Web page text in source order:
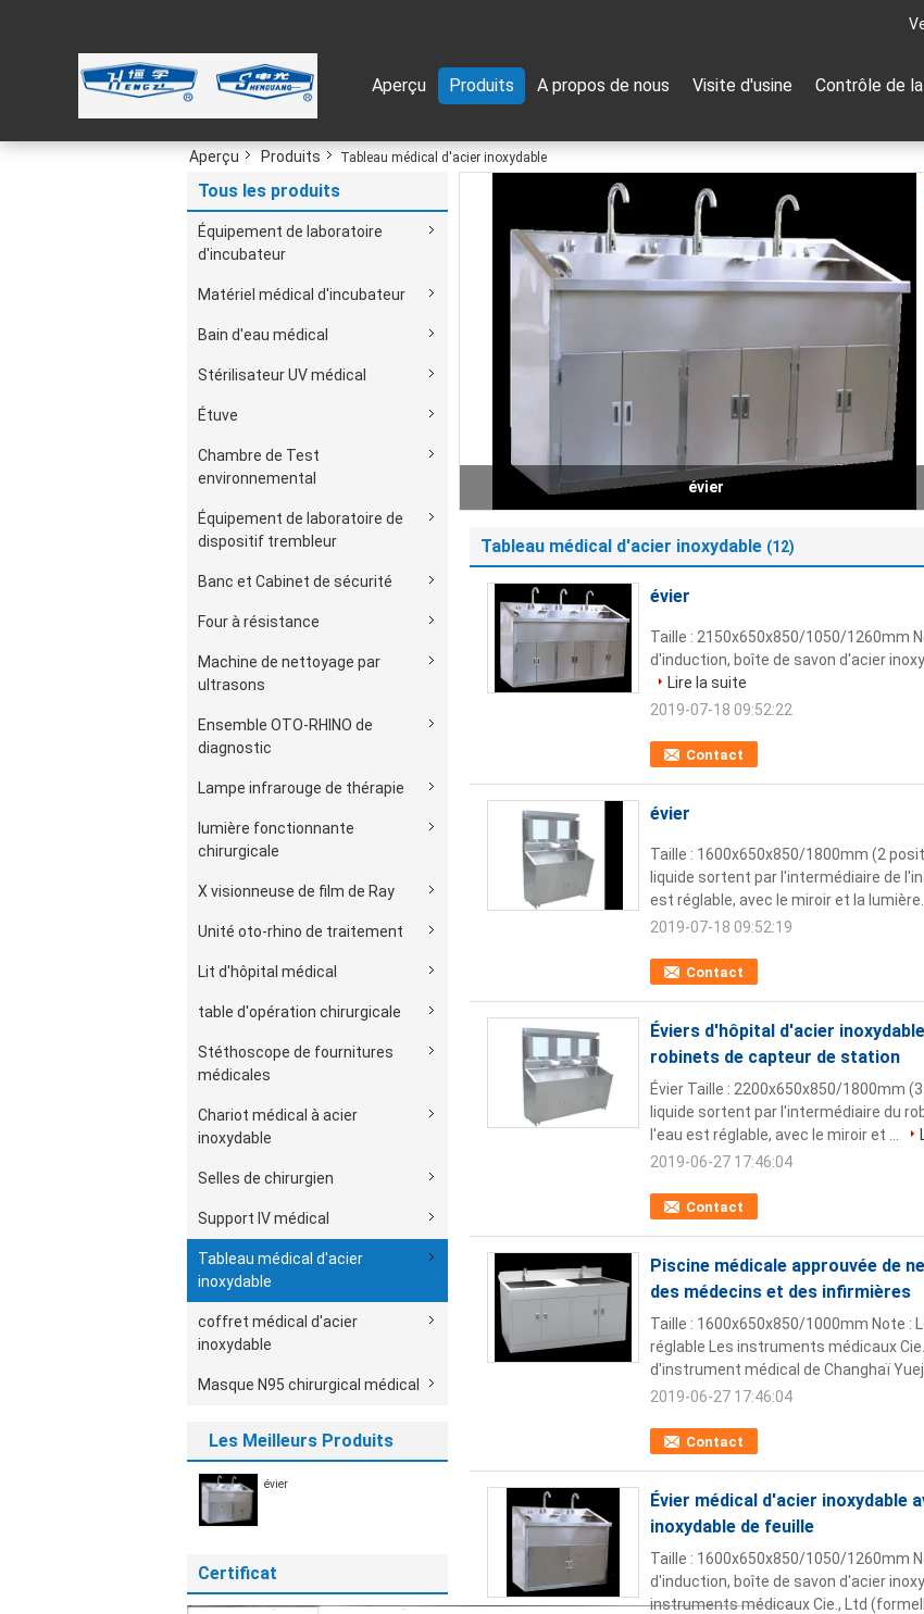
Aperçu Produits A propos de nous Visite d'usine Contrôle de
Aperçu Produits Tableau médical d'acier inoxydable
Tous les produits
Équipement de laboratoire
d'incubateur
Matériel médical d'incubateur
Bain d'eau médical
Stérilisateur UV médical
Étuve
Chambre de Test
environnemental
Équipement de laboratoire de
dispositif trembleur
Banc et Cabinet de sécurité
Four à résistance
Machine de nettoyage par
ultrasons
Ensemble OTO-RHINO de
diagnostic
Lampe infrarouge de thérapie
lumière fonctionnante
chirurgicale
X visionneuse de film de Ray
Unité oto-rhino de traitement
Lit d'hôpital médical
table d'opération chirurgicale
Stéthoscope de fournitures
médicales
Chariot médical à acier
inoxydable
Selles de chirurgien
Support IV médical
Tableau médical d'acier
inoxydable
coffret médical d'acier
inoxydable
Masque N95 chirurgical médical
Les Meilleurs Produits
évier
Certificat
évier
Tableau médical d'acier inoxydable (12)
évier
Contact
Taille : 2150x650x850/1050/1260mm
d'induction, boîte de savon d'acier
Lire la suite
2019-07-18 09:52:22
évier
Contact
Taille : 1600x650x850/1800mm (2
liquide sortent par l'intermédiaire de
est réglable, avec le miroir et la
2019-07-18 09:52:19
Éviers d'hôpital d'acier
robinets de capteur de station
Contact
Évier Taille : 2200x650x850/1800mm
liquide sortent par l'intermédiaire du
l'eau est réglable, avec le miroir et ...
2019-06-27 17:46:04
Piscine médicale approuvée de
des médecins et des infirmières
Contact
Taille : 1600x650x850/1000mm Note :
réglable Les instruments médicaux
d'instrument médical de Changhaï
2019-06-27 17:46:04
Évier médical d'acier inoxydable
inoxydable de feuille
Taille : 1600x650x850/1050/1260mm
d'induction, boîte de savon d'acier
instruments médicaux Cie., Ltd